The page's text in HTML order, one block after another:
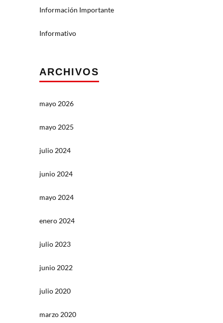
Información Importante
Informativo
ARCHIVOS
mayo 2026
mayo 2025
julio 2024
junio 2024
mayo 2024
enero 2024
julio 2023
junio 2022
julio 2020
marzo 2020